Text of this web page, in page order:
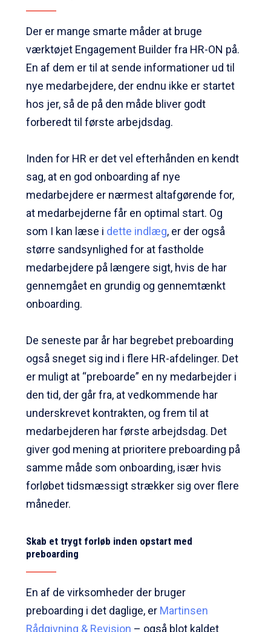
Der er mange smarte måder at bruge
værktøjet Engagement Builder fra HR-ON på.
En af dem er til at sende informationer ud til
nye medarbejdere, der endnu ikke er startet
hos jer, så de på den måde bliver godt
forberedt til første arbejdsdag.
Inden for HR er det vel efterhånden en kendt
sag, at en god onboarding af nye
medarbejdere er nærmest altafgørende for,
at medarbejderne får en optimal start. Og
som I kan læse i dette indlæg, er der også
større sandsynlighed for at fastholde
medarbejdere på længere sigt, hvis de har
gennemgået en grundig og gennemtænkt
onboarding.
De seneste par år har begrebet preboarding
også sneget sig ind i flere HR-afdelinger. Det
er muligt at “preboarde” en ny medarbejder i
den tid, der går fra, at vedkommende har
underskrevet kontrakten, og frem til at
medarbejderen har første arbejdsdag. Det
giver god mening at prioritere preboarding på
samme måde som onboarding, især hvis
forløbet tidsmæssigt strækker sig over flere
måneder.
Skab et trygt forløb inden opstart med
preboarding
En af de virksomheder der bruger
preboarding i det daglige, er Martinsen
Rådgivning & Revision – også blot kaldet